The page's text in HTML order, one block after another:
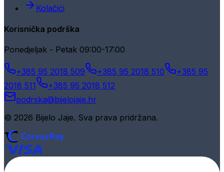
Kolačići
Korisnička podrška
Ponedjeljak - Petak 09:00-17:00
+385 95 2018 509 +385 95 2018 510
+385 95
2018 511
+385 95 2018 512
podrska@bijelojaje.hr
© 2026 Bijelo Jaje. Sva prava pridržana.